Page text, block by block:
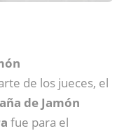
de los jueces, el
de Jamón
a fue para el